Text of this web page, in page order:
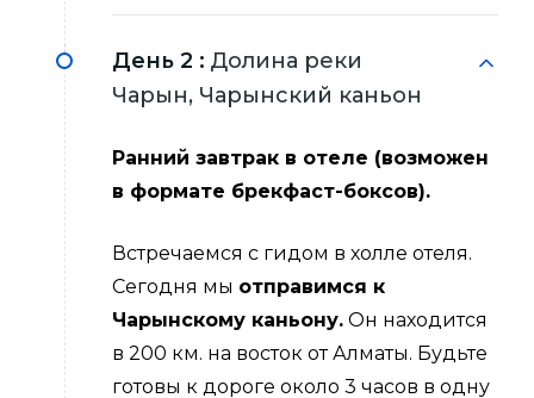
День 2 : Долина реки
Чарын, Чарынский каньон
Ранний завтрак в отеле (возможен
в формате брекфаст-боксов).
Встречаемся с гидом в холле отеля.
Сегодня мы отправимся к
Чарынскому каньону. Он находится
в 200 км. на восток от Алматы. Будьте
готовы к дороге около 3 часов в одну